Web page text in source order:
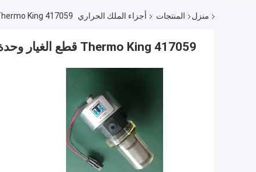
منزل المنتجات أجزاء الملك الحراري 417059 Thermo King قطع الغيار وحدة التبريد مضخة الوقود قطع الغيار الأصلية
417059 Thermo King قطع الغيار وحدة التبريد مضخة الوقود قطع الغيار الأصلية